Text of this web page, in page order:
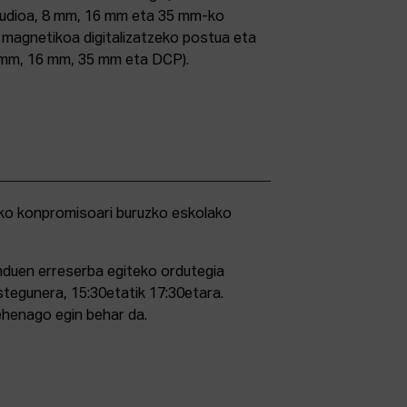
8 mm, 16 mm eta 35 mm-ko
digitalizatzeko postua eta
16 mm, 35 mm eta DCP).
erreserba egiteko ordutegia
15:30etatik 17:30etara.
egin behar da.